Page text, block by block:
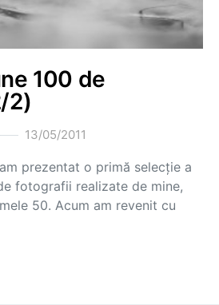
100 de
2)
13/05/2011
prezentat o primă selecție a
fotografii realizate de mine,
50. Acum am revenit cu